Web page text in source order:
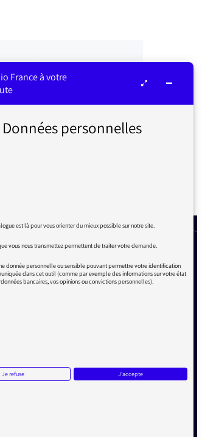
par vos questions ou
relayées sur les antennes
infos du médiateur, lettre
articles explicatifs à
Facebook de la Médiatrice
page Twitter de la Médiatrice
la page Instagram de la Médiatrice
France à votre
Données personnelles
est là pour vous orienter du mieux possible sur notre site.
vous nous transmettez permettent de traiter votre demande.
donnée personnelle ou sensible pouvant permettre votre identification
dans cet outil (comme par exemple des informations sur votre état
bancaires, vos opinions ou convictions personnelles).
Je refuse J'accepte